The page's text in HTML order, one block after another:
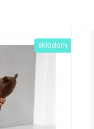
skladom